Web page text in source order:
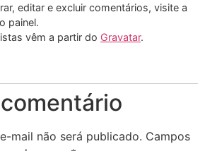
editar e excluir comentários, visite a
painel.
vêm a partir do Gravatar.
mail não será publicado. Campos